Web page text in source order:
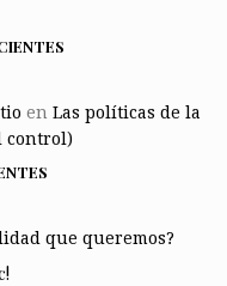
en Las políticas de la
control)
que queremos?